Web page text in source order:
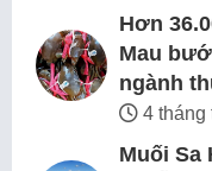
Hơn
Mau
ngành
4
Muối Sa